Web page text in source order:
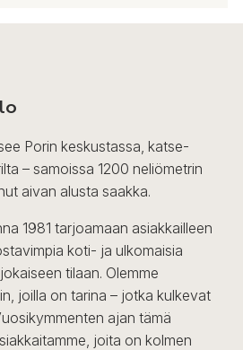
Porin keskustassa, katse-
– samoissa 1200 neliömetrin
aivan alusta saakka.
1981 tarjoamaan asiakkailleen
koti- ja ulkomaisia
tilaan. Olemme
joilla on tarina – jotka kulkevat
ajan tämä
joita on kolmen